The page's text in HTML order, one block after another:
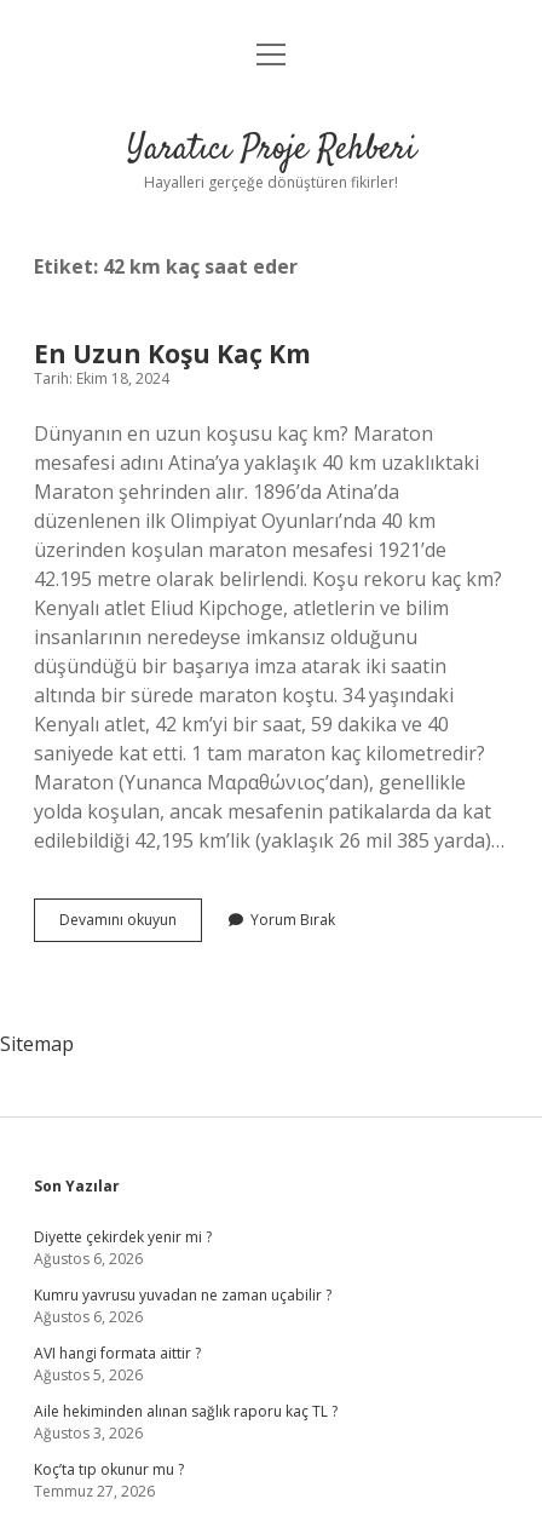
Anasayfa
Yasal Uyarı
menüyü
Yaratıcı Proje Rehberi
Hayalleri gerçeğe dönüştüren fikirler!
Etiket: 42 km kaç saat eder
En Uzun Koşu Kaç Km
Tarih: Ekim 18, 2024
Dünyanın en uzun koşusu kaç km? Maraton
mesafesi adını Atina’ya yaklaşık 40 km uzaklıktaki
Maraton şehrinden alır. 1896’da Atina’da
düzenlenen ilk Olimpiyat Oyunları’nda 40 km
üzerinden koşulan maraton mesafesi 1921’de
42.195 metre olarak belirlendi. Koşu rekoru kaç km?
Kenyalı atlet Eliud Kipchoge, atletlerin ve bilim
insanlarının neredeyse imkansız olduğunu
düşündüğü bir başarıya imza atarak iki saatin
altında bir sürede maraton koştu. 34 yaşındaki
Kenyalı atlet, 42 km’yi bir saat, 59 dakika ve 40
saniyede kat etti. 1 tam maraton kaç kilometredir?
Maraton (Yunanca Μαραθώνιος’dan), genellikle
yolda koşulan, ancak mesafenin patikalarda da kat
edilebildiği 42,195 km’lik (yaklaşık 26 mil 385 yarda)…
Devamını okuyun
Uzun
Yorum Bırak
Sitemap
Sidebar
Son Yazılar
Diyette çekirdek yenir mi ?
Ağustos 6, 2026
Kumru yavrusu yuvadan ne zaman uçabilir ?
Ağustos 6, 2026
AVI hangi formata aittir ?
Ağustos 5, 2026
Aile hekiminden alınan sağlık raporu kaç TL ?
Ağustos 3, 2026
Koç’ta tıp okunur mu ?
Temmuz 27, 2026